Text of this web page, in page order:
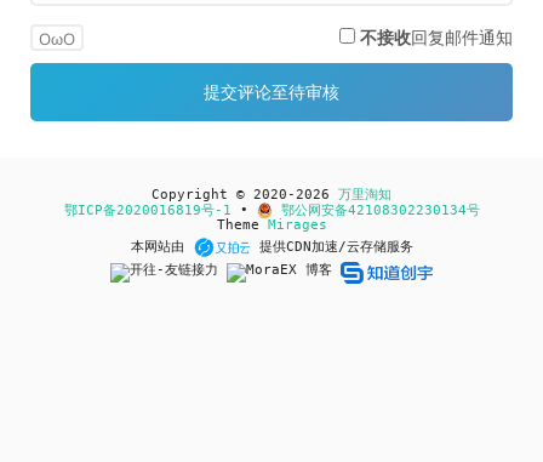
OωO 不接收回复邮件通知
Copyright © 2020-2026 万里淘知
鄂ICP备2020016819号-1 •
鄂公网安备42108302230134号
Theme Mirages
本网站由
提供CDN加速/云存储服务